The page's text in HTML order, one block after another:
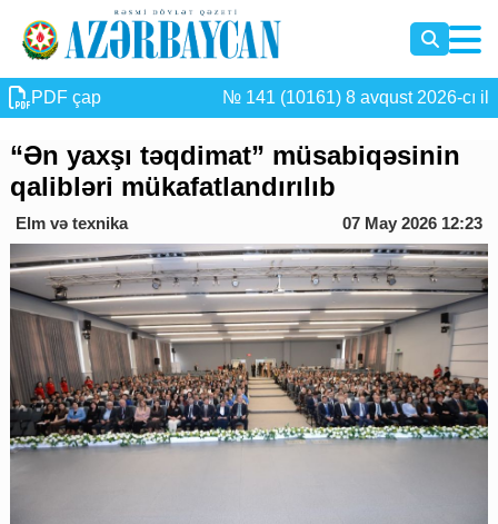
PDF çap № 141 (10161) 8 avqust 2026-cı il
“Ən yaxşı təqdimat” müsabiqəsinin
qalibləri mükafatlandırılıb
Elm və texnika 07 May 2026 12:23